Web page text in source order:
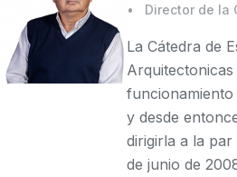
Director de la
La Cátedra de
y desde
dirigirla a la par
de junio de